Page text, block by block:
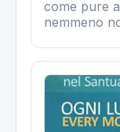
come pure
nemmeno